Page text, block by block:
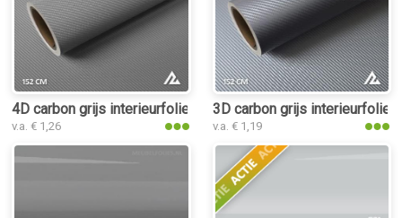
4D carbon grijs interieurfolie
v.a. € 1,26
3D carbon grijs interieurfolie
v.a. € 1,19